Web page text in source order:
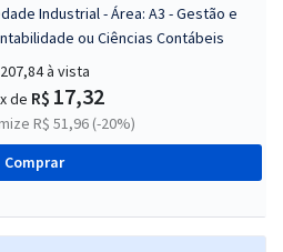
Industrial - Área: A3 - Gestão e
ou Ciências Contábeis
à vista
de R$ 17,32
R$ 51,96 (-20%)
Comprar